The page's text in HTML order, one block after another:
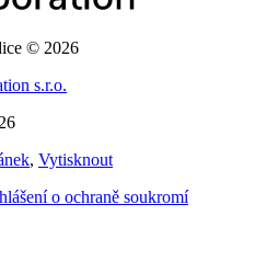
© 2026
s.r.o.
, Vytisknout
o ochraně soukromí